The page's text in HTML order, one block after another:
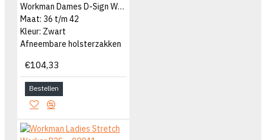
Workman Dames D-Sign Worker
Maat: 36 t/m 42
Kleur: Zwart
Afneembare holsterzakken
€104,33
Bestellen